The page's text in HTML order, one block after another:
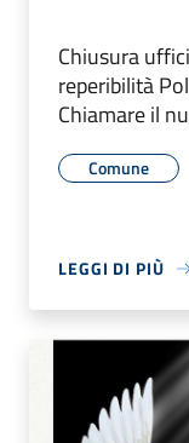
Chiusura
reperibilità
Chiamare il
Comune
LEGGI DI PIÙ